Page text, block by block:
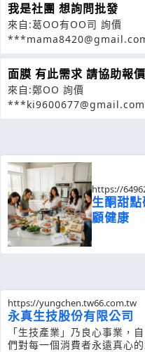
我是社團 想詢問批發
來自:葛OO有OO司 詢價
面膜 有此需求 請協助報
來自:鄭OO 詢價
***ki9600677@gmail.com
https://
生酮甜
顧健康
https://yungchen.tw66.com.tw
永真生技股份有限公司
「生技產業」乃良心事業，
們對每一個消費者永遠真心